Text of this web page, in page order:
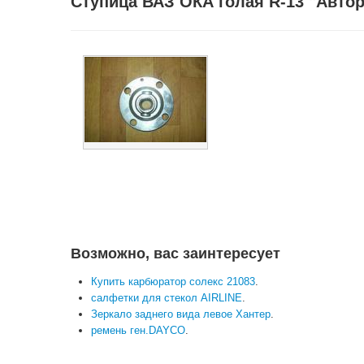
Возможно, вас заинтересует
Купить карбюратор солекс 21083.
салфетки для стекол AIRLINE.
Зеркало заднего вида левое Хантер.
ремень ген.DAYCO.